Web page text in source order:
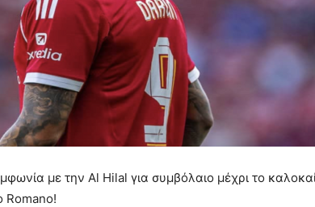
με την Al Hilal για συμβόλαιο μέχρι το